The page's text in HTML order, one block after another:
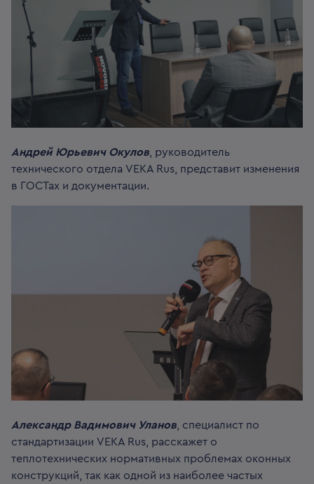
Андрей Юрьевич Окулов, руководитель
технического отдела VEKA Rus, представит изменения
в ГОСТах и документации.
Александр Вадимович Уланов , специалист по
стандартизации VEKA Rus, расскажет о
теплотехнических нормативных проблемах оконных
конструкций, так как одной из наиболее частых